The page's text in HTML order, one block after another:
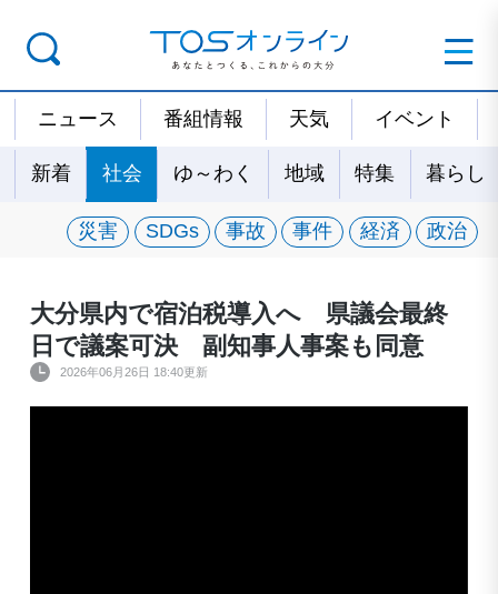
ニュース 番組情報 天気 イベント
新着 社会 ゆ～わく 地域 特集 暮らし
災害 SDGs 事故 事件 経済 政治
大分県内で宿泊税導入へ 県議会最終
日で議案可決 副知事人事案も同意
2026年06月26日 18:40更新